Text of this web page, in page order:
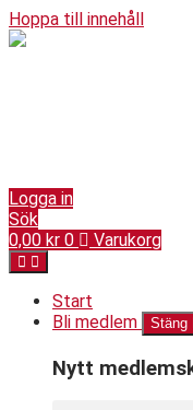
Hoppa till innehåll
Logga in
Sök
0,00 kr 0 Varukorg
Start
Bli medlem
Stäng
Nytt